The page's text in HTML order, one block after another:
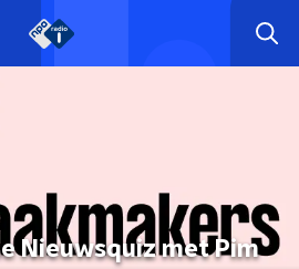
Nieuwsquiz met Pim